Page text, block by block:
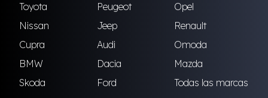
Toyota
Peugeot
Opel
Nissan
Jeep
Renault
Cupra
Audi
Omoda
BMW
Dacia
Mazda
Skoda
Ford Todas las marcas